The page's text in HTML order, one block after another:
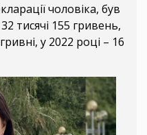
чоловіка, був
тисячі 155 гривень,
у 2022 році – 16